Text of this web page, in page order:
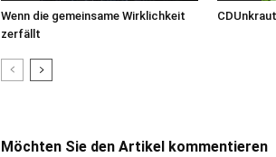
Wenn die gemeinsame Wirklichkeit
zerfällt
Möchten Sie den Artikel kommentieren